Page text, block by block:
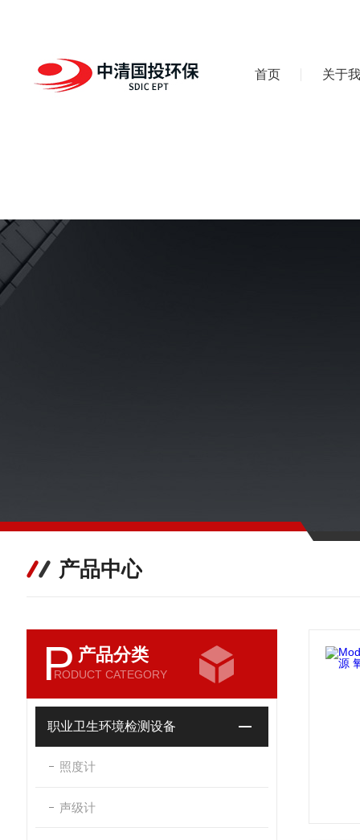
首页 关于
产品中心
P 产品分类
RODUCT CATEGORY
职业卫生环境检测设备
照度计
声级计